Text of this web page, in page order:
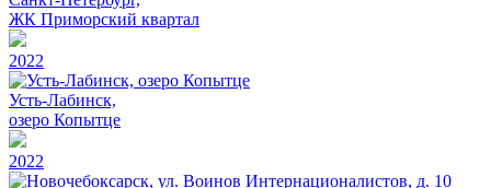
ЖК Приморский квартал
2022
Усть-Лабинск,
озеро Копытце
2022